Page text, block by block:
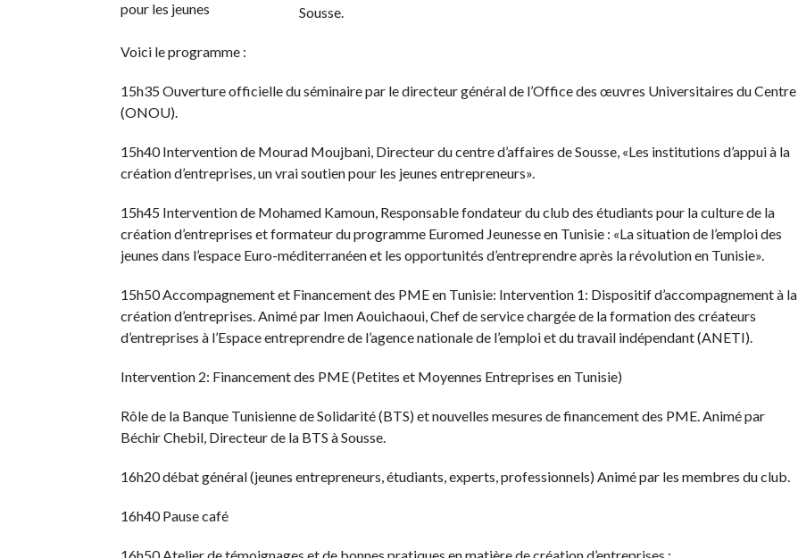
Sousse.
Voici le programme :
15h35 Ouverture officielle du séminaire par le directeur général de l’Office des œuvres Universitaires du Centre
(ONOU).
15h40 Intervention de Mourad Moujbani, Directeur du centre d’affaires de Sousse, «Les institutions d’appui à la
création d’entreprises, un vrai soutien pour les jeunes entrepreneurs».
15h45 Intervention de Mohamed Kamoun, Responsable fondateur du club des étudiants pour la culture de la
création d’entreprises et formateur du programme Euromed Jeunesse en Tunisie : «La situation de l’emploi des
jeunes dans l’espace Euro-méditerranéen et les opportunités d’entreprendre après la révolution en Tunisie».
15h50 Accompagnement et Financement des PME en Tunisie: Intervention 1: Dispositif d’accompagnement à la
création d’entreprises. Animé par Imen Aouichaoui, Chef de service chargée de la formation des créateurs
d’entreprises à l’Espace entreprendre de l’agence nationale de l’emploi et du travail indépendant (ANETI).
Intervention 2: Financement des PME (Petites et Moyennes Entreprises en Tunisie)
Rôle de la Banque Tunisienne de Solidarité (BTS) et nouvelles mesures de financement des PME. Animé par
Béchir Chebil, Directeur de la BTS à Sousse.
16h20 débat général (jeunes entrepreneurs, étudiants, experts, professionnels) Animé par les membres du club.
16h40 Pause café